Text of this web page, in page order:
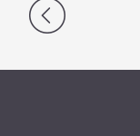
Navegação
Post